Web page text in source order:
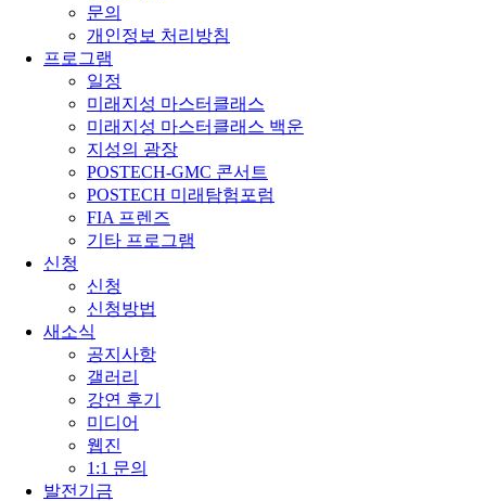
문의
개인정보 처리방침
프로그램
일정
미래지성 마스터클래스
미래지성 마스터클래스 백운
지성의 광장
POSTECH-GMC 콘서트
POSTECH 미래탐험포럼
FIA 프렌즈
기타 프로그램
신청
신청
신청방법
새소식
공지사항
갤러리
강연 후기
미디어
웹진
1:1 문의
발전기금